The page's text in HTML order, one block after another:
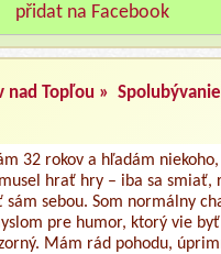
přidat na Facebook
nad Topľou »
32 rokov a hľadám
hrať hry – iba sa smiať,
sám sebou. Som normálny
pre humor, ktorý vie
Mám rád pohodu,